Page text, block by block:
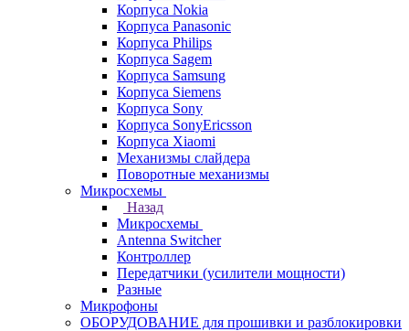
Корпуса Nokia
Корпуса Panasonic
Корпуса Philips
Корпуса Sagem
Корпуса Samsung
Корпуса Siemens
Корпуса Sony
Корпуса SonyEricsson
Корпуса Xiaomi
Механизмы слайдера
Поворотные механизмы
Микросхемы
Назад
Микросхемы
Antenna Switcher
Контроллер
Передатчики (усилители мощности)
Разные
Микрофоны
ОБОРУДОВАНИЕ для прошивки и разблокировки